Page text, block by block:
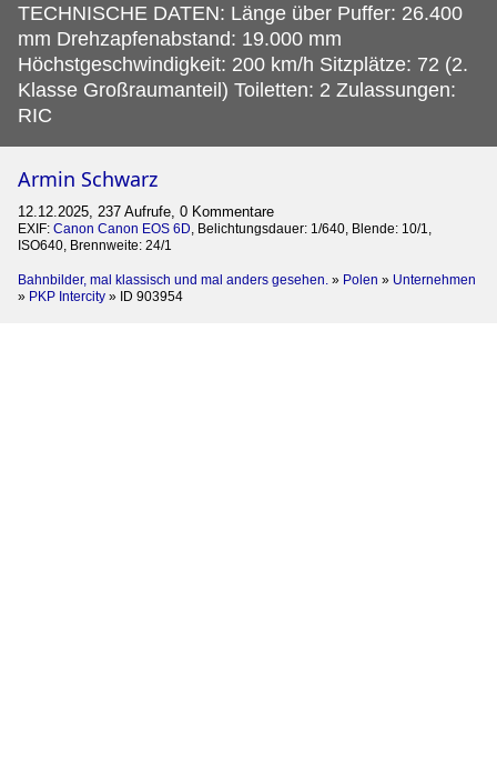
TECHNISCHE DATEN: Länge über Puffer: 26.400
mm Drehzapfenabstand: 19.000 mm
Höchstgeschwindigkeit: 200 km/h Sitzplätze: 72 (2.
Klasse Großraumanteil) Toiletten: 2 Zulassungen:
RIC
Armin Schwarz
12.12.2025, 237 Aufrufe, 0 Kommentare
EXIF: Canon Canon EOS 6D , Belichtungsdauer: 1/640, Blende: 10/1,
ISO640, Brennweite: 24/1
Bahnbilder, mal klassisch und mal anders gesehen. » Polen » Unternehmen
» PKP Intercity » ID 903954